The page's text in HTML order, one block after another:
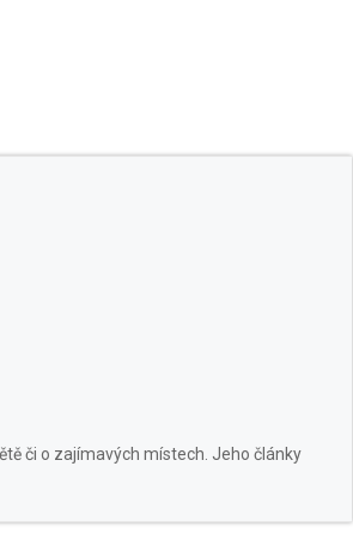
či o zajímavých místech. Jeho články